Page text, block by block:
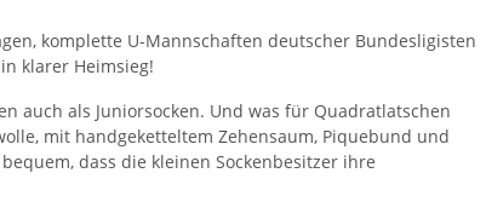
komplette U-Mannschaften deutscher Bundesligisten
klarer Heimsieg!
auch als Juniorsocken. Und was für Quadratlatschen
mit handgeketteltem Zehensaum, Piquebund und
dass die kleinen Sockenbesitzer ihre